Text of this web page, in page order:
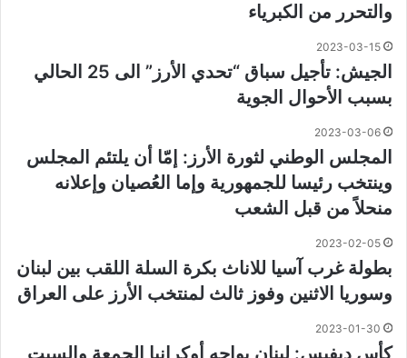
والتحرر من الكبرياء
2023-03-15
الجيش: تأجيل سباق “تحدي الأرز” الى 25 الحالي
بسبب الأحوال الجوية
2023-03-06
المجلس الوطني لثورة الأرز: إمّا أن يلتئم المجلس
وينتخب رئيسا للجمهورية وإما العُصيان وإعلانه
منحلاً من قبل الشعب
2023-02-05
بطولة غرب آسيا للاناث بكرة السلة اللقب بين لبنان
وسوريا الاثنين وفوز ثالث لمنتخب الأرز على العراق
2023-01-30